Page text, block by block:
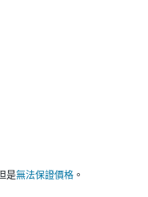
是無法保證價格 。